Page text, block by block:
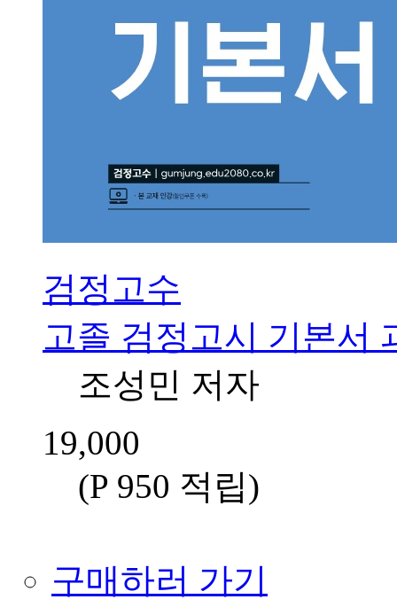
검정고수
고졸 검정고시 기본서
조성민 저자
19,000
(P 950 적립)
구매하러 가기